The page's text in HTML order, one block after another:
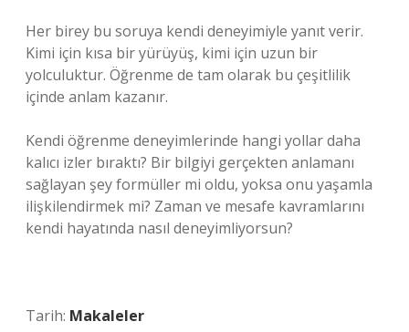
Her birey bu soruya kendi deneyimiyle yanıt verir.
Kimi için kısa bir yürüyüş, kimi için uzun bir
yolculuktur. Öğrenme de tam olarak bu çeşitlilik
içinde anlam kazanır.
Kendi öğrenme deneyimlerinde hangi yollar daha
kalıcı izler bıraktı? Bir bilgiyi gerçekten anlamanı
sağlayan şey formüller mi oldu, yoksa onu yaşamla
ilişkilendirmek mi? Zaman ve mesafe kavramlarını
kendi hayatında nasıl deneyimliyorsun?
Tarih: Makaleler